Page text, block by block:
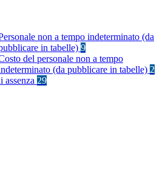
non a tempo indeterminato (da
in tabelle) 9
del personale non a tempo
(da pubblicare in tabelle) 2
assenza 29